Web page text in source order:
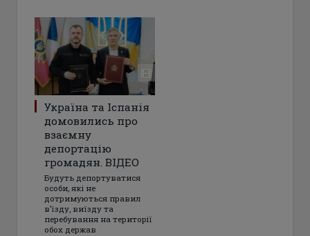
Україна та Іспанія
домовились про
взаємну
депортацію
громадян. ВІДЕО
Будуть депортуватися
особи, які не
дотримуються правил
в’їзду, виїзду та
перебування на території
обох держав